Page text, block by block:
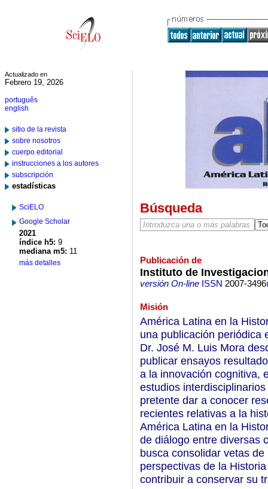
Actualizado en
Febrero 19, 2026
português
english
sitio de la revista
sobre nosotros
cuerpo editorial
instrucciones a los autores
subscripción
estadísticas
SciELO
Google Scholar
2021
índice h5: 9
mediana m5: 11
más detalles
Búsqueda
Publicación de
Instituto de
versión On-lineISSN 2007-3496
Misión
América Latina en la
una publicación periódica
Dr. José M. Luis Mora
publicar ensayos
a la innovación cognitiva,
estudios
pretente dar a conocer
recientes relativas a la
América Latina en la
de diálogo entre diversas
busca consolidar vetas
perspectivas de la
contribuir a conservar su